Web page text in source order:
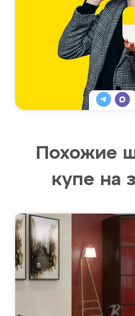
Похожие
купе на